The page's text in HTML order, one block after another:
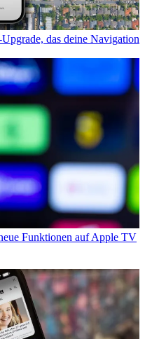
das deine Navigation
Funktionen auf Apple TV